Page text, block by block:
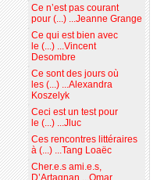
Ce n’est pas courant
pour (...) ...Jeanne Grange
Ce qui est bien avec
le (...) ...Vincent
Desombre
Ce sont des jours où
les (...) ...Alexandra
Koszelyk
Ceci est un test pour
le (...) ...Jluc
Ces rencontres littéraires
à (...) ...Tang Loaëc
Cher.e.s ami.e.s,